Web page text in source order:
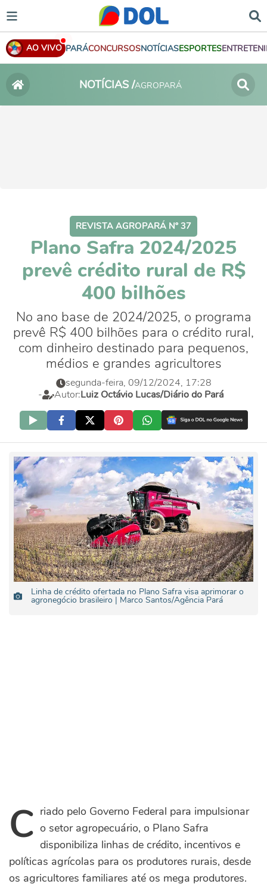
AO VIVO PARÁCONCURSOSNOTÍCIASESPORTES
NOTÍCIAS /AGROPARÁ
REVISTA AGROPARÁ Nº 37
Plano Safra 2024/2025
prevê crédito rural de R$
400 bilhões
No ano base de 2024/2025, o programa
prevê R$ 400 bilhões para o crédito rural,
com dinheiro destinado para pequenos,
médios e grandes agricultores
segunda-feira, 09/12/2024, 17:28
-
Autor:Luiz Octávio Lucas/Diário do Pará
Linha de crédito ofertada no Plano Safra visa aprimorar o
agronegócio brasileiro | Marco Santos/Agência Pará
Criado pelo Governo Federal para impulsionar
o setor agropecuário, o Plano Safra
disponibiliza linhas de crédito, incentivos e
políticas agrícolas para os produtores rurais, desde
os agricultores familiares até os mega produtores.